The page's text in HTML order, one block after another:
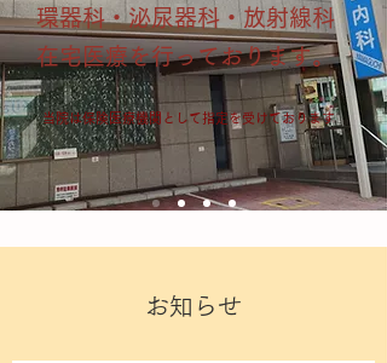
環器科・泌尿器科・放射線科
在宅医療を行っております。
当院は保険医療機関として指定を受けております
お知らせ